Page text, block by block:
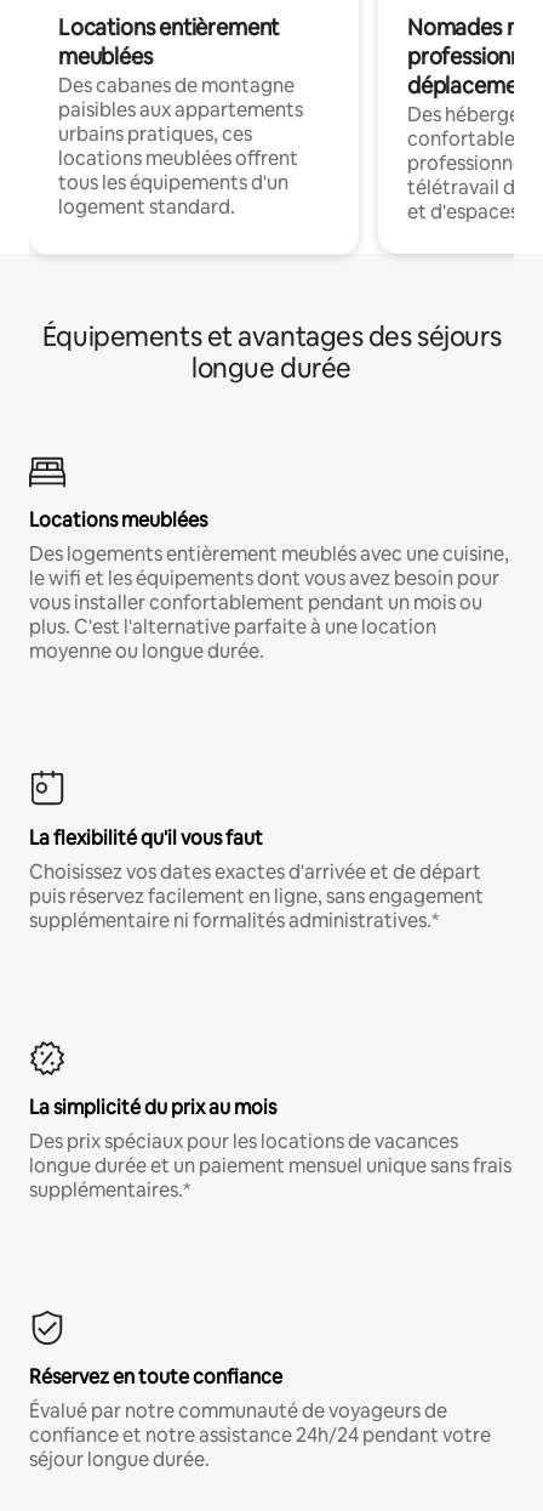
Locations entièrement
meublées
Des cabanes de montagne
paisibles aux appartements
urbains pratiques, ces
locations meublées offrent
tous les équipements d'un
logement standard.
Nomades
déplacement
Des
confortables
professionnels
télétravail
et d'espaces
Équipements et avantages des séjours
longue durée
Locations meublées
Des logements entièrement meublés avec une cuisine,
le wifi et les équipements dont vous avez besoin pour
vous installer confortablement pendant un mois ou
plus. C'est l'alternative parfaite à une location
moyenne ou longue durée.
La flexibilité qu'il vous faut
Choisissez vos dates exactes d'arrivée et de départ
puis réservez facilement en ligne, sans engagement
supplémentaire ni formalités administratives.*
La simplicité du prix au mois
Des prix spéciaux pour les locations de vacances
longue durée et un paiement mensuel unique sans frais
supplémentaires.*
Réservez en toute confiance
Évalué par notre communauté de voyageurs de
confiance et notre assistance 24h/24 pendant votre
séjour longue durée.